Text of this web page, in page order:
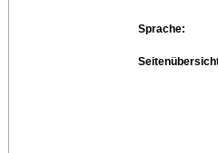
Sprache: